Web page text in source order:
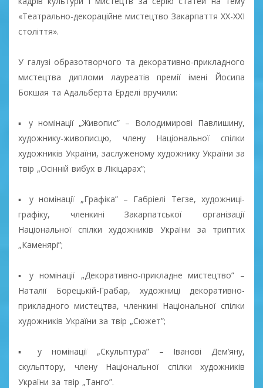
«Театрально-декораційне мистецтво Закарпаття ХХ-ХХІ
століття».
У галузі образотворчого та декоративно-прикладного
мистецтва дипломи лауреатів премії імені Йосипа
Бокшая та Адальберта Ерделі вручили:
▪ у номінації „Живопис” – Володимирові Павлишину,
художнику-живописцю, члену Національної спілки
художників України, заслуженому художнику України за
твір „Осінній вибух в Лікіцарах”;
▪ у номінації „Графіка” – Габріелі Тегзе, художниці-
графіку, членкині Закарпатської організації
Національної спілки художників України за триптих
„Каменярі”;
▪ у номінації „Декоративно-прикладне мистецтво” –
Наталії Борецькій-Грабар, художниці декоративно-
прикладного мистецтва, членкині Національної спілки
художників України за твір „Сюжет”;
▪ у номінації „Скульптура” – Іванові Дем’яну,
скульптору, члену Національної спілки художників
України за твір „Танго”.